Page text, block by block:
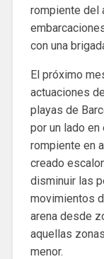
rompiente del
con una
El próximo
actuaciones
playas de
por un lado
rompiente en
creado
disminuir las
movimientos
arena desde
aquellas
menor.